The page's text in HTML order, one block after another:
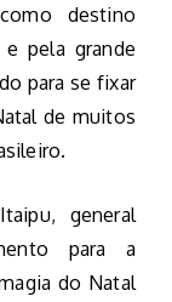
destino
pela grande
para se fixar
de muitos
general
para a
do Natal